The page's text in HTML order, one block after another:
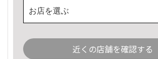
お店を選ぶ
近くの店舗を確認する